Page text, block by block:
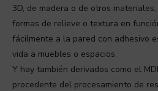
3D, de madera o de otros
formas de relieve o textura en
fácilmente a la pared con adhesivo
vida a muebles o espacios.
Y hay también derivados como el
procedente del procesamiento de